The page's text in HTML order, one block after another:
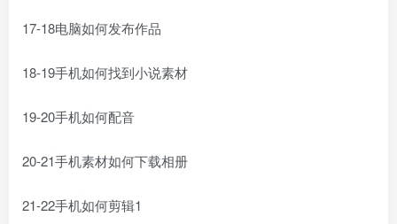
17-18电脑如何发布作品
18-19手机如何找到小说素材
19-20手机如何配音
20-21手机素材如何下载相册
21-22手机如何剪辑1